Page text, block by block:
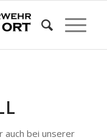
bei unserer